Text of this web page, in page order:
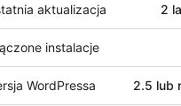
aktualizacja 2
instalacje
WordPressa 2.5 lub